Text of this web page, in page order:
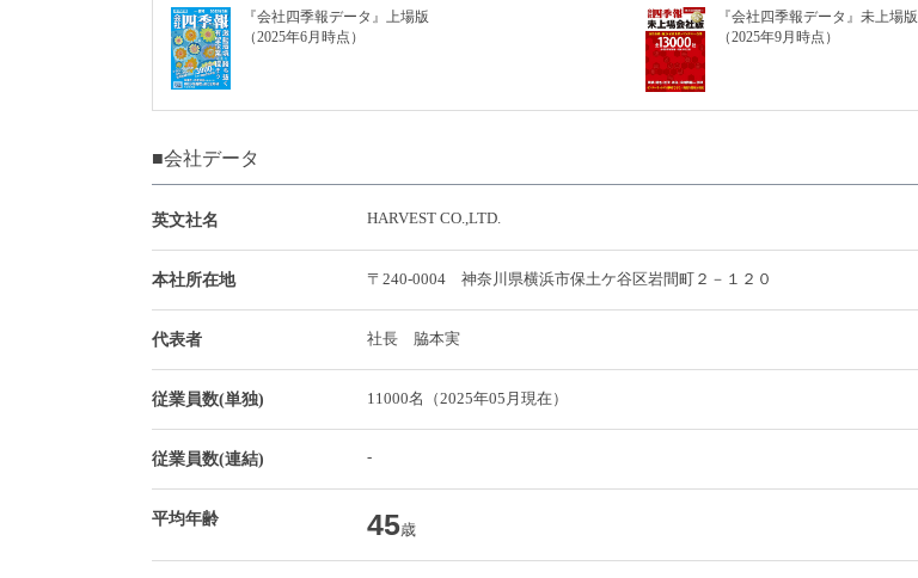
『会社四季報データ』上場版
（2025年6月時点）
『会社四季報データ』未上場版
（2025年9月時点）
■会社データ
英文社名 HARVEST CO.,LTD.
本社所在地 〒240-0004 神奈川県横浜市保土ケ谷区岩間町２－１２０
代表者 社長 脇本実
従業員数(単独) 11000名（2025年05月現在）
従業員数(連結) -
平均年齢 45歳